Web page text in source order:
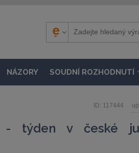
NÁZORY SOUDNÍ ROZHODNUTÍ
ID: 117444
- týden v české